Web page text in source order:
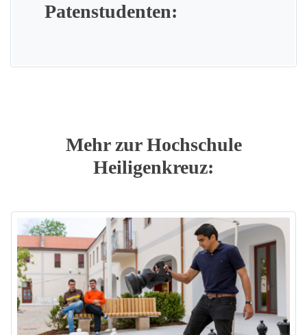
Patenstudenten:
Mehr zur Hochschule
Heiligenkreuz: